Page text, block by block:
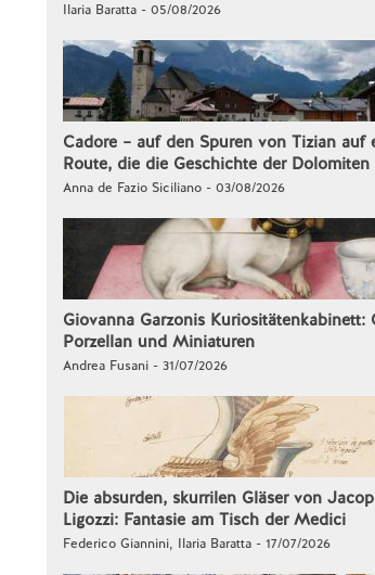
Ilaria Baratta - 05/08/2026
Cadore – auf den Spuren von Tizian auf
Route, die die Geschichte der Dolomiten
Anna de Fazio Siciliano - 03/08/2026
Giovanna Garzonis Kuriositätenkabinett:
Porzellan und Miniaturen
Andrea Fusani - 31/07/2026
Die absurden, skurrilen Gläser von
Ligozzi: Fantasie am Tisch der Medici
Federico Giannini, Ilaria Baratta - 17/07/2026